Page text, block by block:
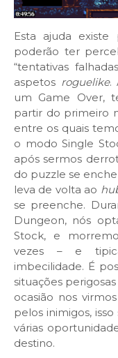
Esta ajuda existe
poderão ter
“tentativas
aspetos roguelike.
um Game Over,
partir do primeiro
entre os quais
o modo Single
após sermos
do puzzle se
leva de volta ao
se preenche.
Dungeon, nós
Stock, e
vezes – e
imbecilidade. É
situações
ocasião nos
pelos inimigos,
várias
destino.